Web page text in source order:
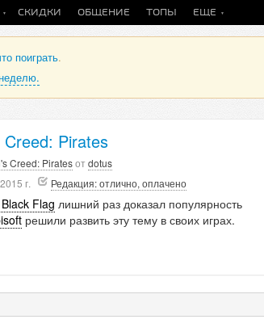
СКИДКИ ОБЩЕНИЕ ТОПЫ ЕЩЕ
поиграть.
Pirates
Creed: Piratesотdotus
г. Редакция: отлично, оплачено
Flag лишний раз доказал популярность
решили развить эту тему в своих играх.